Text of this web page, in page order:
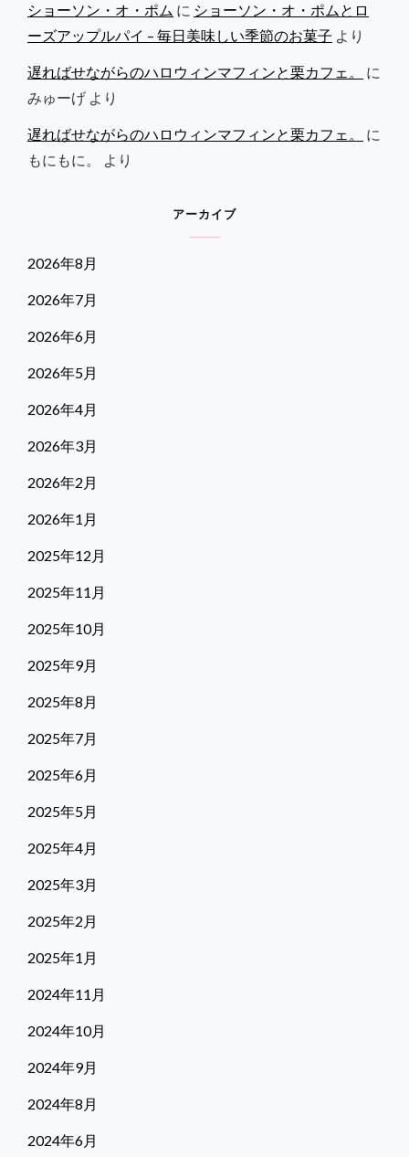
ショーソン・オ・ポム に ショーソン・オ・ポムとロ
ーズアップルパイ – 毎日美味しい季節のお菓子 より
遅ればせながらのハロウィンマフィンと栗カフェ。
に
みゅーげ より
遅ればせながらのハロウィンマフィンと栗カフェ。
に
もにもに。
より
アーカイブ
2026年8月
2026年7月
2026年6月
2026年5月
2026年4月
2026年3月
2026年2月
2026年1月
2025年12月
2025年11月
2025年10月
2025年9月
2025年8月
2025年7月
2025年6月
2025年5月
2025年4月
2025年3月
2025年2月
2025年1月
2024年11月
2024年10月
2024年9月
2024年8月
2024年6月